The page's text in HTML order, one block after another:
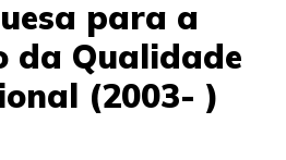
para a
da Qualidade
(2003- )